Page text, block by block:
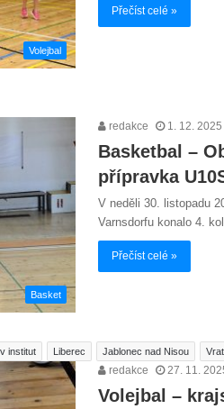
Volejbal
Přečíst celé »
Basket
redakce 1. 12. 2025
Basketbal –
přípravka
V neděli 30. listopadu
Varnsdorfu konalo 4.
Přečíst celé »
institut Liberec Jablonec nad Nisou
redakce 27. 11.
Volejbal –